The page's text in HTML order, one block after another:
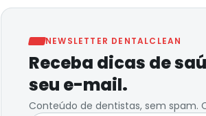
NEWSLETTER DENTALCLEAN
Receba dicas de
seu e-mail.
Conteúdo de dentistas, sem spam.